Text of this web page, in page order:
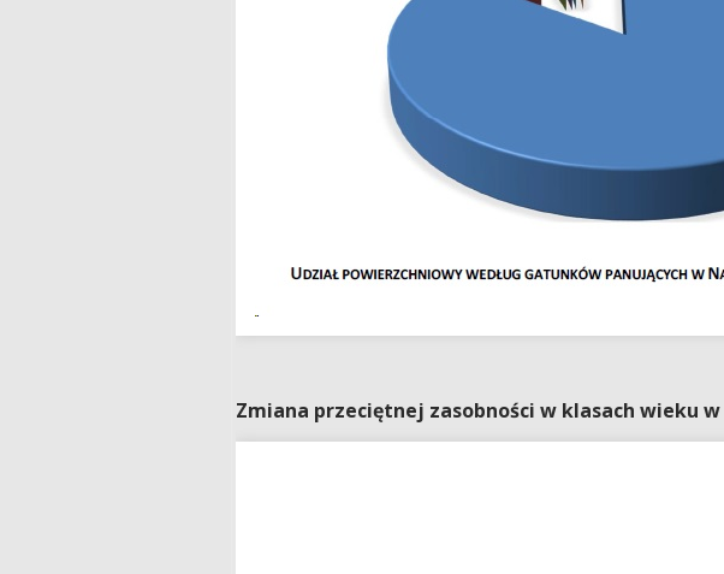
Zmiana przeciętnej zasobności w klasach wieku w